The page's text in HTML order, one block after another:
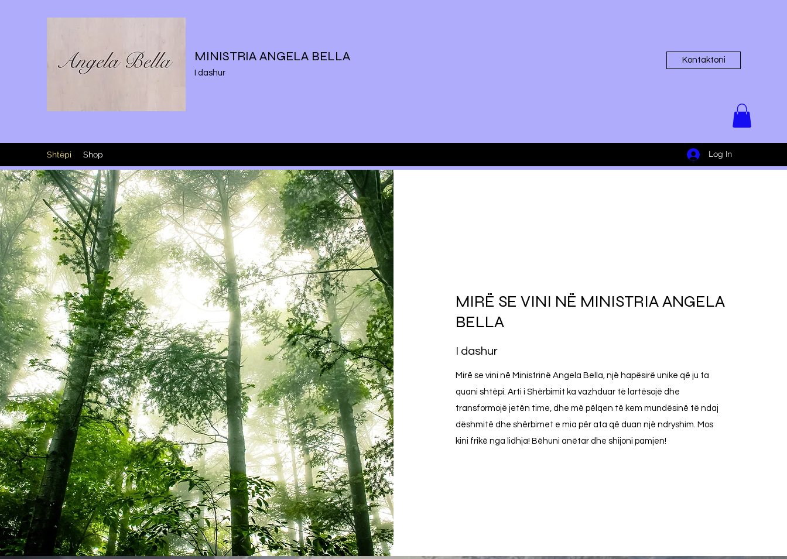
MINISTRIA ANGELA BELLA
I dashur
Kontaktoni
Shtëpi Shop Log In
MIRË SE VINI NË MINISTRIA ANGELA
BELLA
I dashur
Mirë se vini në Ministrinë Angela Bella, një hapësirë unike që ju ta
quani shtëpi. Arti i Shërbimit ka vazhduar të lartësojë dhe
transformojë jetën time, dhe më pëlqen të kem mundësinë të ndaj
dëshmitë dhe shërbimet e mia për ata që duan një ndryshim. Mos
kini frikë nga lidhja! Bëhuni anëtar dhe shijoni pamjen!